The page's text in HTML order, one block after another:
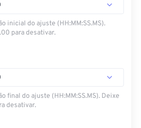
inicial do ajuste (HH:MM:SS.MS).
para desativar.
final do ajuste (HH:MM:SS.MS). Deixe
desativar.